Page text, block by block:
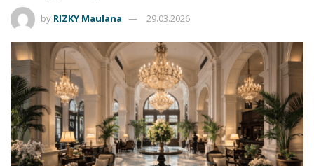
by RIZKY Maulana 29.03.2026